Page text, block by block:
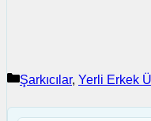
Kategoriler
Şarkıcılar, Yerli Erkek